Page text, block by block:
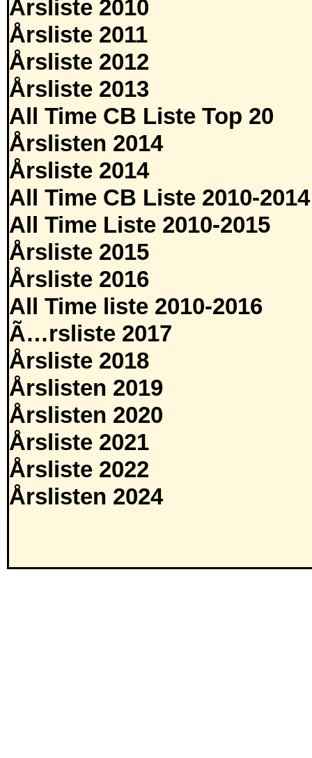
Årsliste 2010
Årsliste 2011
Årsliste 2012
Årsliste 2013
All Time CB Liste Top 20
Årslisten 2014
Årsliste 2014
All Time CB Liste 2010-2014
All Time Liste 2010-2015
Årsliste 2015
Årsliste 2016
All Time liste 2010-2016
Ã…rsliste 2017
Årsliste 2018
Årslisten 2019
Årslisten 2020
Årsliste 2021
Årsliste 2022
Årslisten 2024